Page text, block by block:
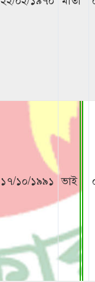
১৭/১০/১৯৯১ ভাই